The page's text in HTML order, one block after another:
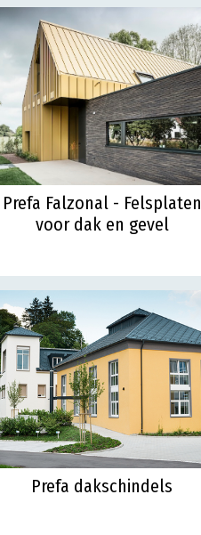
Prefa Falzonal - Felsplaten
voor dak en gevel
Prefa dakschindels